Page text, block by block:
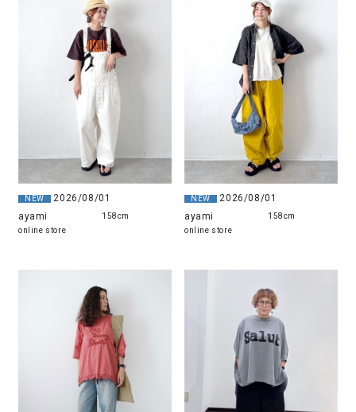
NEW
2026/08/01
ayami
online store
158cm
NEW
2026/08/01
ayami
online store
158cm